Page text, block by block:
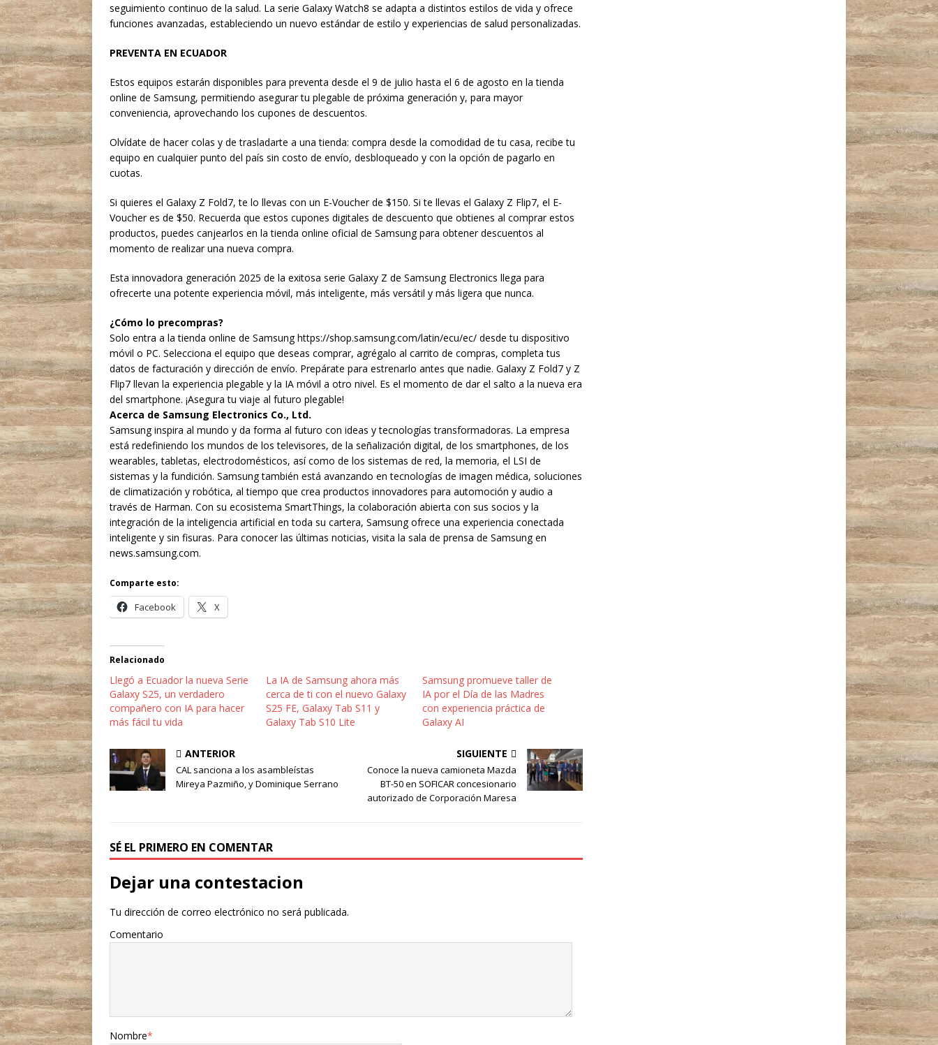
seguimiento continuo de la salud. La serie Galaxy Watch8 se adapta a distintos estilos de vida y ofrece
funciones avanzadas, estableciendo un nuevo estándar de estilo y experiencias de salud personalizadas.
PREVENTA EN ECUADOR
Estos equipos estarán disponibles para preventa desde el 9 de julio hasta el 6 de agosto en la tienda
online de Samsung, permitiendo asegurar tu plegable de próxima generación y, para mayor
conveniencia, aprovechando los cupones de descuentos.
Olvídate de hacer colas y de trasladarte a una tienda: compra desde la comodidad de tu casa, recibe tu
equipo en cualquier punto del país sin costo de envío, desbloqueado y con la opción de pagarlo en
cuotas.
Si quieres el Galaxy Z Fold7, te lo llevas con un E-Voucher de $150. Si te llevas el Galaxy Z Flip7, el E-
Voucher es de $50. Recuerda que estos cupones digitales de descuento que obtienes al comprar estos
productos, puedes canjearlos en la tienda online oficial de Samsung para obtener descuentos al
momento de realizar una nueva compra.
Esta innovadora generación 2025 de la exitosa serie Galaxy Z de Samsung Electronics llega para
ofrecerte una potente experiencia móvil, más inteligente, más versátil y más ligera que nunca.
¿Cómo lo precompras?
Solo entra a la tienda online de Samsung https://shop.samsung.com/latin/ecu/ec/ desde tu dispositivo
móvil o PC. Selecciona el equipo que deseas comprar, agrégalo al carrito de compras, completa tus
datos de facturación y dirección de envío. Prepárate para estrenarlo antes que nadie. Galaxy Z Fold7 y Z
Flip7 llevan la experiencia plegable y la IA móvil a otro nivel. Es el momento de dar el salto a la nueva era
del smartphone. ¡Asegura tu viaje al futuro plegable!
Acerca de Samsung Electronics Co., Ltd.
Samsung inspira al mundo y da forma al futuro con ideas y tecnologías transformadoras. La empresa
está redefiniendo los mundos de los televisores, de la señalización digital, de los smartphones, de los
wearables, tabletas, electrodomésticos, así como de los sistemas de red, la memoria, el LSI de
sistemas y la fundición. Samsung también está avanzando en tecnologías de imagen médica, soluciones
de climatización y robótica, al tiempo que crea productos innovadores para automoción y audio a
través de Harman. Con su ecosistema SmartThings, la colaboración abierta con sus socios y la
integración de la inteligencia artificial en toda su cartera, Samsung ofrece una experiencia conectada
inteligente y sin fisuras. Para conocer las últimas noticias, visita la sala de prensa de Samsung en
news.samsung.com.
Comparte esto:
Facebook X
Relacionado
Llegó a Ecuador la nueva Serie
Galaxy S25, un verdadero
compañero con IA para hacer
más fácil tu vida
La IA de Samsung ahora más
cerca de ti con el nuevo Galaxy
S25 FE, Galaxy Tab S11 y
Galaxy Tab S10 Lite
Samsung promueve taller de
IA por el Día de las Madres
con experiencia práctica de
Galaxy AI
ANTERIOR
CAL sanciona a los asambleístas
Mireya Pazmiño, y Dominique Serrano
SIGUIENTE
Conoce la nueva camioneta Mazda
BT-50 en SOFICAR concesionario
autorizado de Corporación Maresa
SÉ EL PRIMERO EN COMENTAR
Dejar una contestacion
Tu dirección de correo electrónico no será publicada.
Comentario
Nombre*